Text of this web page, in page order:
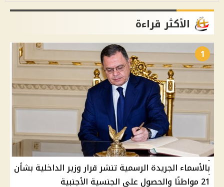
الأكثر قراءة
1
بالأسماء الجريدة الرسمية تنشر قرار وزير الداخلية بشأن
21 مواطنًا والحصول على الجنسية الأجنبية